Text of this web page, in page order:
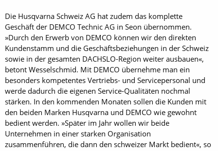
Die Husqvarna Schweiz AG hat zudem das komplette
Geschäft der DEMCO Technic AG in Seon übernommen.
»Durch den ­Erwerb von DEMCO können wir den ­direkten
Kundenstamm und die Geschäftsbeziehungen in der Schweiz
sowie in der gesamten DACH­SLO-Region weiter ausbauen«,
betont Wesselschmid. Mit DEMCO übernehme man ein
besonders kompetentes Vertriebs- und Servicepersonal und
werde dadurch die eigenen Service-Qualitäten nochmal
stärken. In den kommenden Monaten sollen die Kunden mit
den beiden Marken Husqvarna und DEMCO wie gewohnt
bedient werden. »Später im Jahr wollen wir beide
Unternehmen in einer starken ­Organisation
zusammenführen, die dann den schweizer Markt bedient«, so